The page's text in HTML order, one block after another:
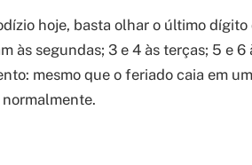
hoje, basta olhar o último
às segundas; 3 e 4 às terças; 5 e 6
mesmo que o feriado caia em